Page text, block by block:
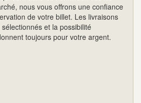
nous vous offrons une confiance
de votre billet. Les livraisons
et la possibilité
toujours pour votre argent.